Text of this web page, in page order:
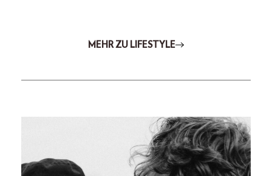
MEHR ZU LIFESTYLE